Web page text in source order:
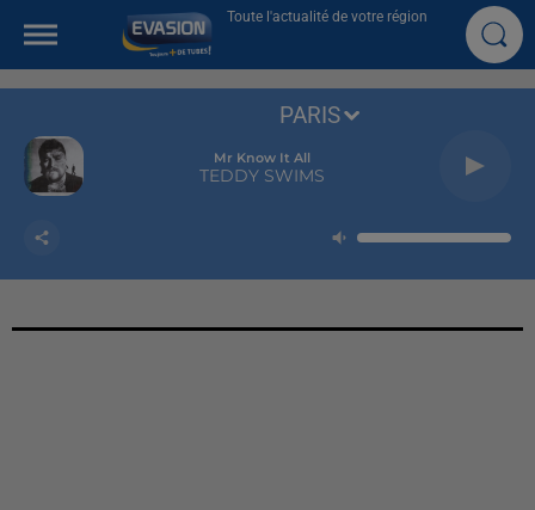
Toute l'actualité de votre région
Mr Know It All
TEDDY SWIMS
PARIS